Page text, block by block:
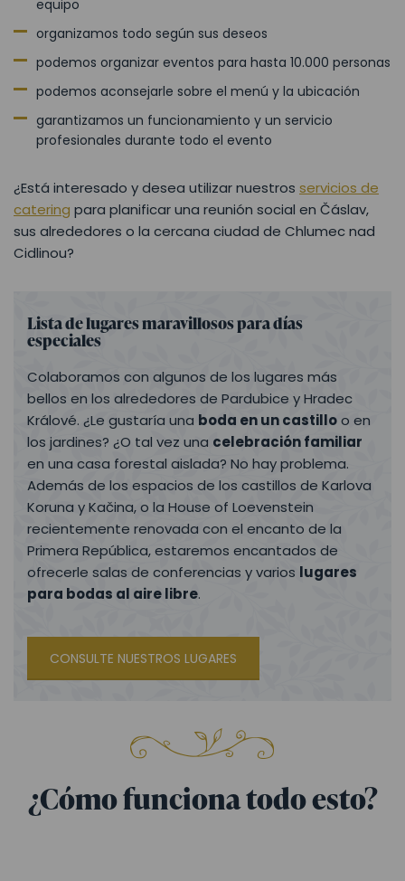
equipo
organizamos todo según sus deseos
podemos organizar eventos para hasta 10.000 personas
podemos aconsejarle sobre el menú y la ubicación
garantizamos un funcionamiento y un servicio
profesionales durante todo el evento
¿Está interesado y desea utilizar nuestros servicios de
catering para planificar una reunión social en Čáslav,
sus alrededores o la cercana ciudad de Chlumec nad
Cidlinou?
Lista de lugares maravillosos para días
especiales
Colaboramos con algunos de los lugares más
bellos en los alrededores de Pardubice y Hradec
Králové. ¿Le gustaría una boda en un castilloo en
los jardines? ¿O tal vez una celebración familiar
en una casa forestal aislada? No hay problema.
Además de los espacios de los castillos de Karlova
Koruna y Kačina, o la House of Loevenstein
recientemente renovada con el encanto de la
Primera República, estaremos encantados de
ofrecerle salas de conferencias y varios lugares
para bodas al aire libre.
CONSULTE NUESTROS LUGARES
¿Cómo funciona todo esto?